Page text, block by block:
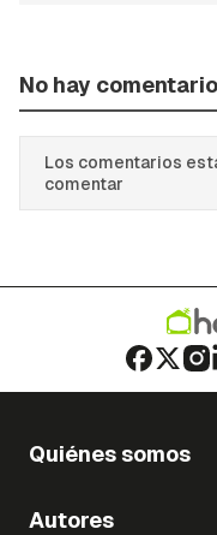
No hay
Los comentarios
comentar
Quiénes somos
Autores